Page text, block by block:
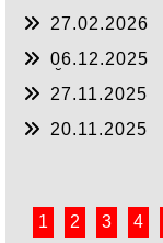
27.02.2026
06.12.2025
27.11.2025
20.11.2025
1 2 3 4